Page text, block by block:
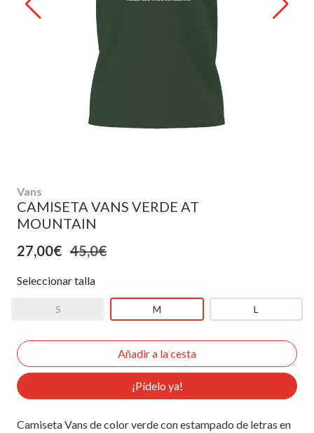
Vans
CAMISETA VANS VERDE AT
MOUNTAIN
27,00€ 45,0€
Seleccionar talla
S M L
¡Pídelo ya!
Camiseta Vans de color verde con estampado de letras en